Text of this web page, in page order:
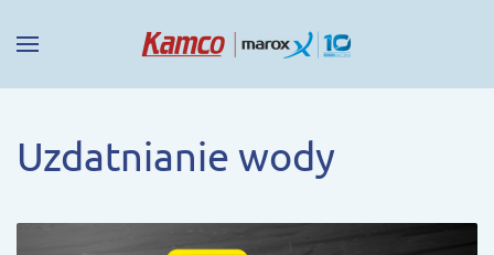
Uzdatnianie wody